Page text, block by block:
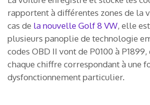
rapportent à différentes zones de la
cas de la nouvelle Golf 8 VW, elle
plusieurs panoplie de technologie
codes OBD II vont de P0100 à
chaque chiffre correspondant à une
dysfonctionnement particulier.